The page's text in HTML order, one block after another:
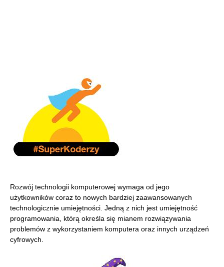
Rozwój technologii komputerowej wymaga od jego
użytkowników coraz to nowych bardziej zaawansowanych
technologicznie umiejętności. Jedną z nich jest umiejętność
programowania, którą określa się mianem rozwiązywania
problemów z wykorzystaniem komputera oraz innych urządzeń
cyfrowych.